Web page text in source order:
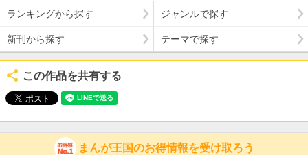
ランキングから探す ジャンルで探す
新刊から探す テーマで探す
この作品を共有する
まんが王国のお得情報を受け取ろう